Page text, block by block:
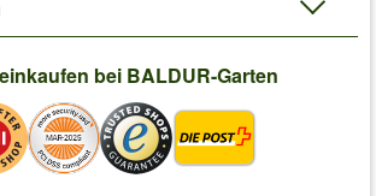
bei BALDUR-Garten